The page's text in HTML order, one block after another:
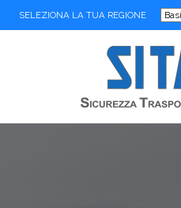
SELEZIONA LA TUA REGIONE